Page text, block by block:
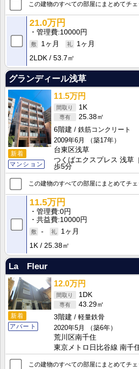
この建物のすべての部屋にまとめてチェ
21.0万円
管理費 10000円
1ヶ月
1ヶ月
2LDK
53.7㎡
グランディール浅草
新着
マンション
11.5万円
1K
25.38㎡
6階建
鉄筋コンクリート
2009年6月
（築17年）
台東区浅草
つくばエクスプレス 浅草
歩5分
この建物のすべての部屋にまとめてチェ
11.5万円
管理費 0円
共益費 10000円
-
1ヶ月
1K
25.38㎡
La Fleur
新着
アパート
12.0万円
1DK
43.29㎡
3階建
軽量鉄骨
2020年5月
（築6年）
荒川区南千住
東京メトロ日比谷線 南千
この建物のすべての部屋にまとめてチェ